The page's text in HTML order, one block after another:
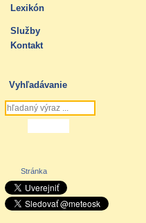
Lexikón
Služby
Kontakt
Vyhľadávanie
Stránka